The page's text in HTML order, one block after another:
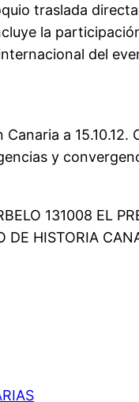
traslada
la
del
Canaria a
y
131008 EL
DE HISTORIA